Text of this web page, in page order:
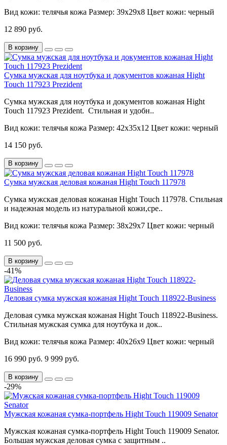
Вид кожи: телячья кожа Размер: 39х29х8 Цвет кожи: черный
12 890 руб.
В корзину
Сумка мужская для ноутбука и документов кожаная Hight
Touch 117923 Prezident
Сумка мужская для ноутбука и документов кожаная Hight
Touch 117923 Prezident. Стильная и удобн..
Вид кожи: телячья кожа Размер: 42х35х12 Цвет кожи: черный
14 150 руб.
В корзину
Сумка мужская деловая кожаная Hight Touch 117978
Сумка мужская деловая кожаная Hight Touch 117978. Стильная
и надежная модель из натуральной кожи,сре..
Вид кожи: телячья кожа Размер: 38х29х7 Цвет кожи: черный
11 500 руб.
В корзину
-41%
Деловая сумка мужская кожаная Hight Touch 118922-Business
Деловая сумка мужская кожаная Hight Touch 118922-Business.
Стильная мужская сумка для ноутбука и док..
Вид кожи: телячья кожа Размер: 40х26х9 Цвет кожи: черный
16 990 руб. 9 999 руб.
В корзину
-29%
Мужская кожаная сумка-портфель Hight Touch 119009 Senator
Мужская кожаная сумка-портфель Hight Touch 119009 Senator.
Большая мужская деловая сумка с защитным ..